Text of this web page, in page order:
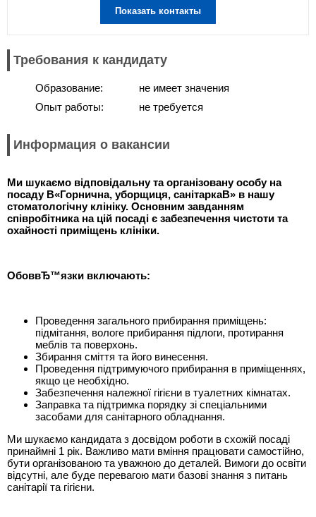
Показать контакты
Требования к кандидату
Образование:
Опыт работы:
не имеет значения
не требуется
Информация о вакансии
Ми шукаємо відповідальну та організовану особу на
посаду В«Горнична, уборщиця, санітаркаВ» в нашу
стоматологічну клініку. Основним завданням
співробітника на цій посаді є забезпечення чистоти та
охайності приміщень клініки.
ОбоввЂ™язки включають:
Проведення загального прибирання приміщень:
підмітання, вологе прибирання підлоги, протирання
меблів та поверхонь.
Збирання сміття та його винесення.
Проведення підтримуючого прибирання в приміщеннях,
якщо це необхідно.
Забезпечення належної гігієни в туалетних кімнатах.
Заправка та підтримка порядку зі спеціальними
засобами для санітарного обладнання.
Ми шукаємо кандидата з досвідом роботи в схожій посаді
принаймні 1 рік. Важливо мати вміння працювати самостійно,
бути організованою та уважною до деталей. Вимоги до освіти
відсутні, але буде перевагою мати базові знання з питань
санітарії та гігієни.